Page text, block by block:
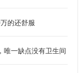
的还舒服
唯一缺点没有卫生间